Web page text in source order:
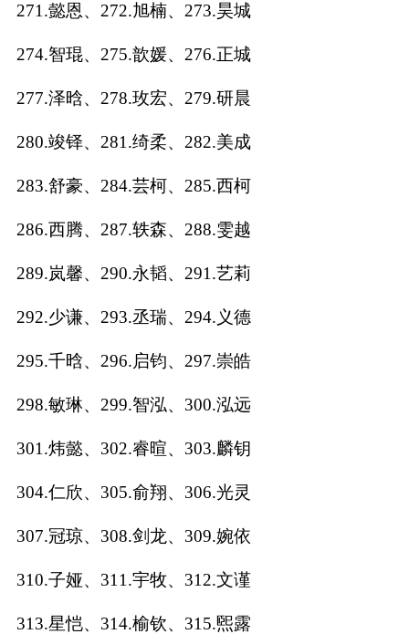
271.懿恩、272.旭楠、273.昊城
274.智琨、275.歆媛、276.正城
277.泽晗、278.玫宏、279.研晨
280.竣铎、281.绮柔、282.美成
283.舒豪、284.芸柯、285.西柯
286.西腾、287.轶森、288.雯越
289.岚馨、290.永韬、291.艺莉
292.少谦、293.丞瑞、294.义德
295.千晗、296.启钧、297.崇皓
298.敏琳、299.智泓、300.泓远
301.炜懿、302.睿暄、303.麟钥
304.仁欣、305.俞翔、306.光灵
307.冠琼、308.剑龙、309.婉依
310.子娅、311.宇牧、312.文谨
313.星恺、314.榆钦、315.煕露